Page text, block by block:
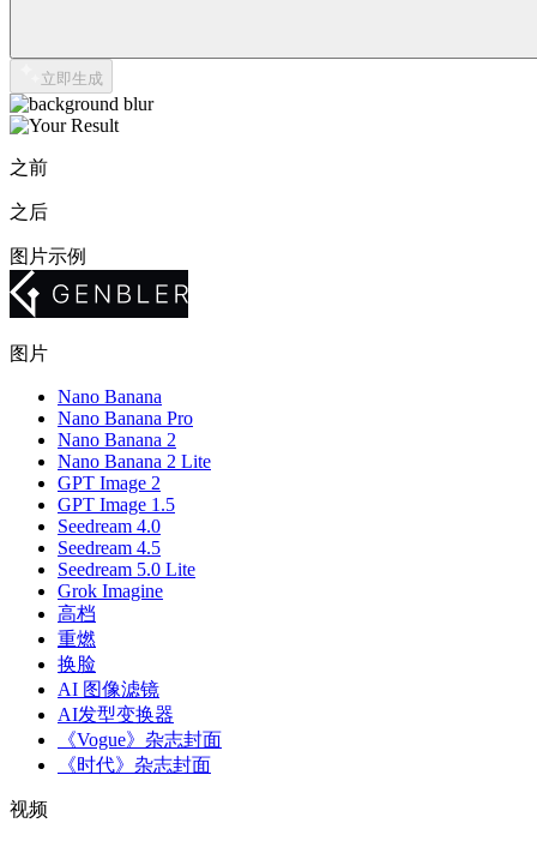
立即生成
之前
之后
图片示例
图片
Nano Banana
Nano Banana Pro
Nano Banana 2
Nano Banana 2 Lite
GPT Image 2
GPT Image 1.5
Seedream 4.0
Seedream 4.5
Seedream 5.0 Lite
Grok Imagine
高档
重燃
换脸
AI 图像滤镜
AI发型变换器
《Vogue》杂志封面
《时代》杂志封面
视频